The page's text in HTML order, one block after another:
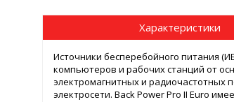
Характеристики
Источники бесперебойного питания
компьютеров и рабочих станций от
электромагнитных и радиочастотных
электросети. Back Power Pro II Euro